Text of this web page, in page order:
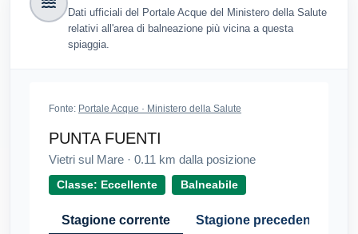
Dati ufficiali del Portale Acque del Ministero della Salute
relativi all'area di balneazione più vicina a questa
spiaggia.
Fonte: Portale Acque · Ministero della Salute
PUNTA FUENTI
Vietri sul Mare · 0.11 km dalla posizione
Classe: Eccellente Balneabile
Stagione corrente Stagione precedente